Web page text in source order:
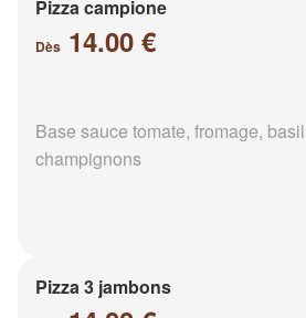
Pizza campione
Dès 14.00 €
Base sauce tomate, fromage,
champignons
Pizza 3 jambons